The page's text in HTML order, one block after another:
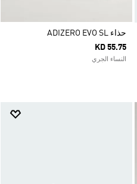
حذاء ADIZERO EVO SL
KD 55.75
النساء الجري